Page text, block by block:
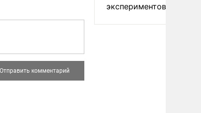
экспериментов